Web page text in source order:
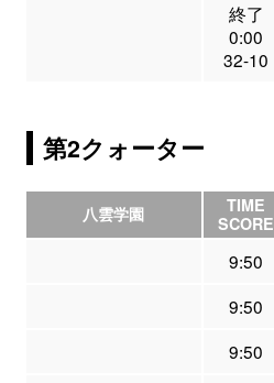
終了
0:00
32-10
第2クォーター
八雲学園
TIME
SCORE
9:50
9:50
9:50